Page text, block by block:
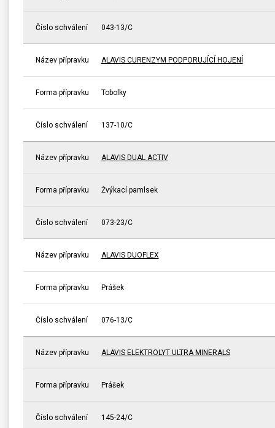
Číslo schválení 043-13/C
Název přípravku ALAVIS CURENZYM PODPORUJÍCÍ HOJENÍ
Forma přípravku Tobolky
Číslo schválení 137-10/C
Název přípravku ALAVIS DUAL ACTIV
Forma přípravku Žvýkací pamlsek
Číslo schválení 073-23/C
Název přípravku ALAVIS DUOFLEX
Forma přípravku Prášek
Číslo schválení 076-13/C
Název přípravku ALAVIS ELEKTROLYT ULTRA MINERALS
Forma přípravku Prášek
Číslo schválení 145-24/C